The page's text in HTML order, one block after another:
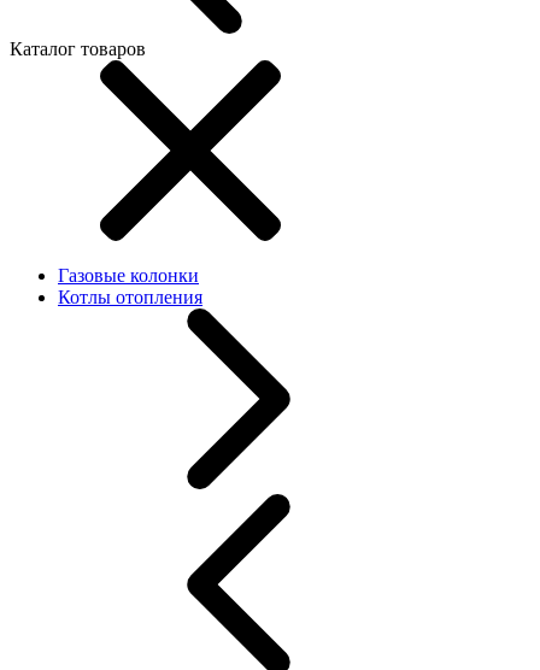
Каталог товаров
Газовые колонки
Котлы отопления